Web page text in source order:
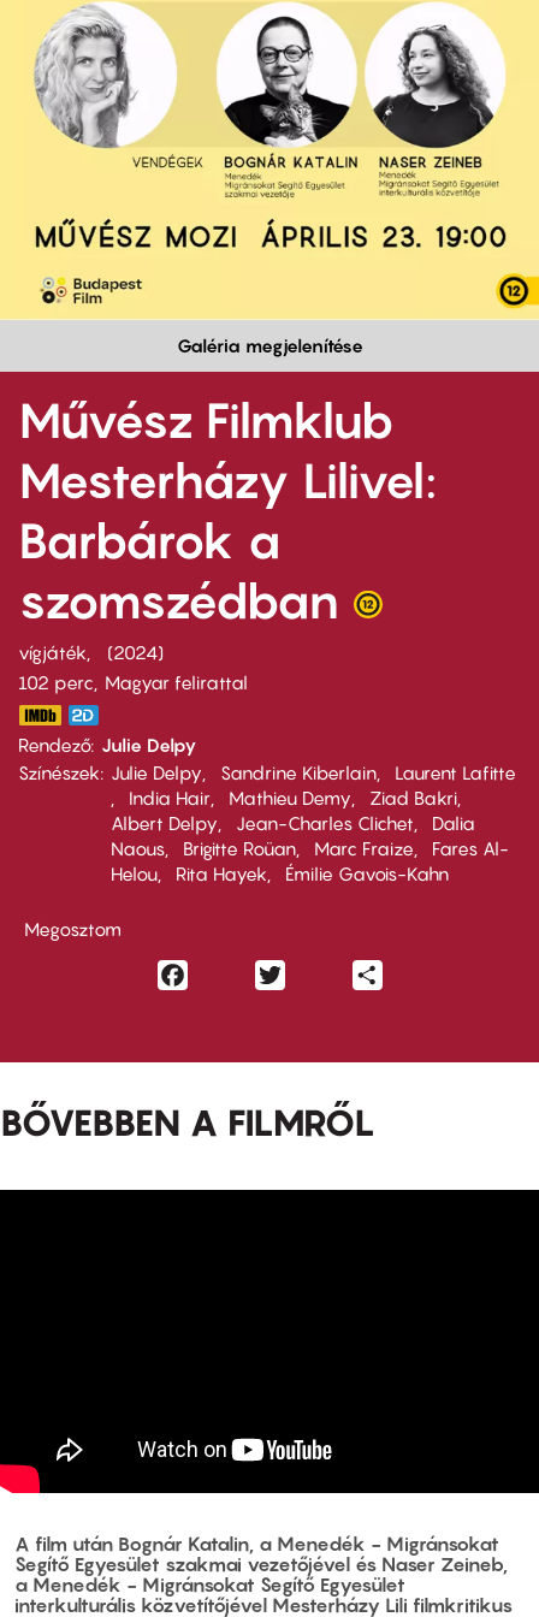
Galéria megjelenítése
Művész Filmklub
Mesterházy Lilivel:
Barbárok a
szomszédban
vígjáték
2024
102 perc,
Magyar felirattal
Rendező Julie Delpy
Színészek
Julie Delpy Sandrine Kiberlain
Laurent Lafitte
India Hair
Mathieu Demy
Ziad Bakri
Albert Delpy
Jean-Charles Clichet
Dalia
Naous
Brigitte Roüan Marc Fraize
Fares Al-
Helou
Rita Hayek Émilie Gavois-Kahn
Megosztom
Facebook
BŐVEBBEN A FILMRŐL
A film után Bognár Katalin, a Menedék - Migránsokat
Segítő Egyesület szakmai vezetőjével és Naser Zeineb,
a Menedék - Migránsokat Segítő Egyesület
interkulturális közvetítőjével Mesterházy Lili filmkritikus